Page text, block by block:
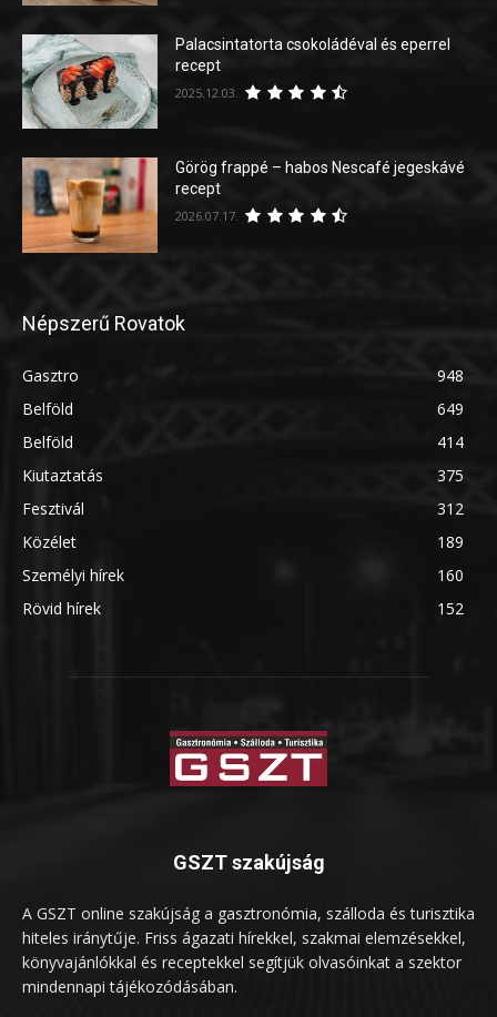
Palacsintatorta csokoládéval és eperrel
recept
2025.12.03.
Görög frappé – habos Nescafé jegeskávé
recept
2026.07.17.
Népszerű Rovatok
Gasztro
948
Belföld
649
Belföld
414
Kiutaztatás
375
Fesztivál
312
Közélet
189
Személyi hírek
160
Rövid hírek
152
GSZT szakújság
A GSZT online szakújság a gasztronómia, szálloda és turisztika
hiteles iránytűje. Friss ágazati hírekkel, szakmai elemzésekkel,
könyvajánlókkal és receptekkel segítjük olvasóinkat a szektor
mindennapi tájékozódásában.